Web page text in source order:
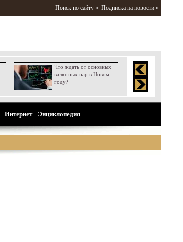
Поиск по сайту » Подписка на новости »
Что ждать от основных
валютных пар в Новом
году?
Интернет Энциклопедия